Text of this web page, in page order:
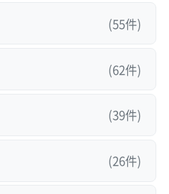
(55件)
(62件)
(39件)
(26件)